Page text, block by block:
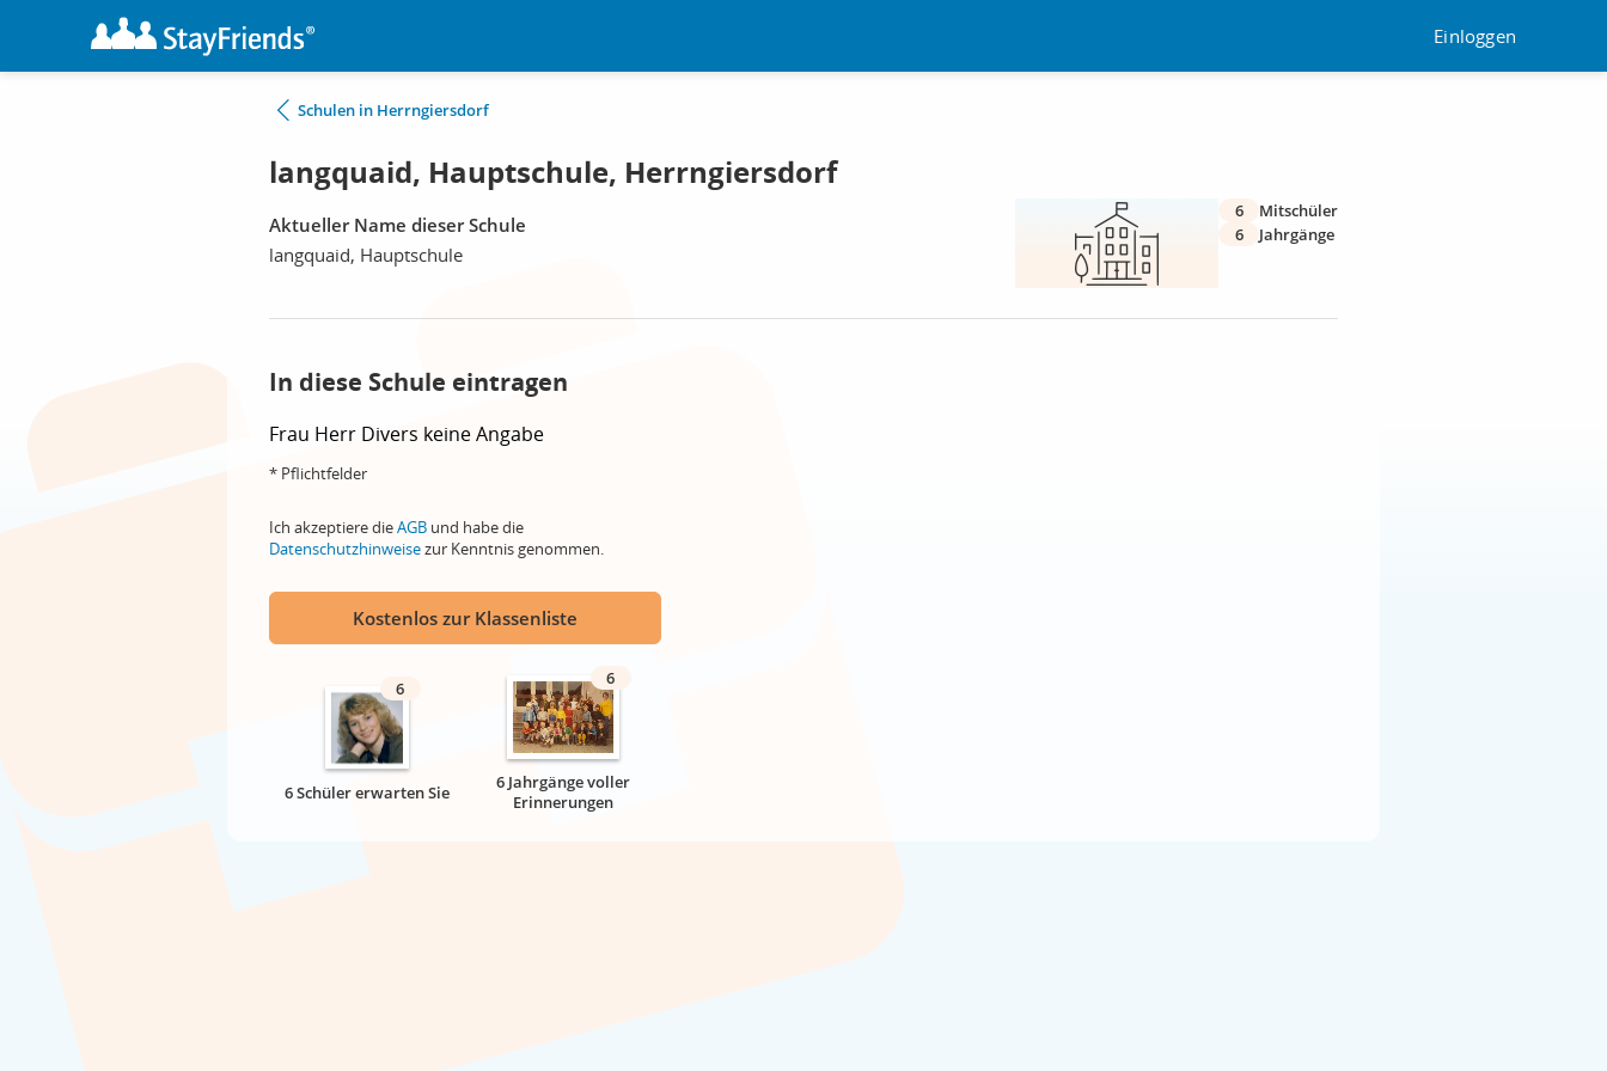
Einloggen
Schulen in Herrngiersdorf
langquaid, Hauptschule, Herrngiersdorf
Aktueller Name dieser Schule
langquaid, Hauptschule
6
Mitschüler
6
Jahrgänge
In diese Schule eintragen
Frau Herr Divers keine Angabe
* Pflichtfelder
Ich akzeptiere dieAGB und habe die
Datenschutzhinweisezur Kenntnis genommen.
Kostenlos zur Klassenliste
6
6 Schüler erwarten Sie
6
6 Jahrgänge voller
Erinnerungen